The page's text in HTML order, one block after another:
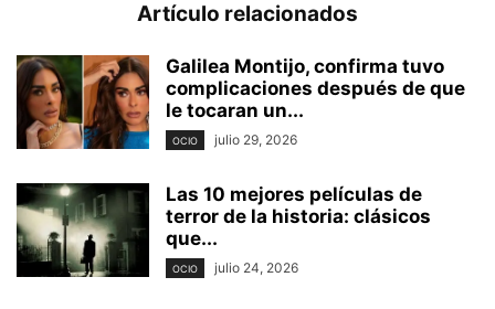
Artículo relacionados
Galilea Montijo, confirma tuvo
complicaciones después de que
le tocaran un...
OCIO julio 29, 2026
Las 10 mejores películas de
terror de la historia: clásicos
que...
OCIO julio 24, 2026